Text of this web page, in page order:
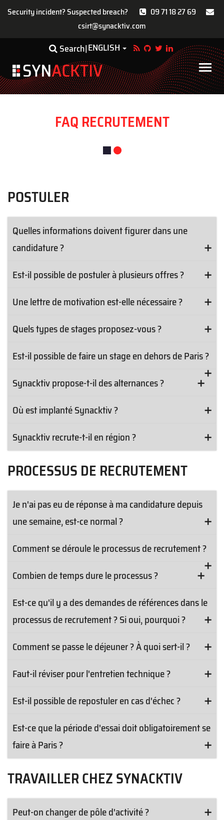
Security incident? Suspected breach?
09 71 18 27 69
csirt@synacktiv.com
main
content
Search ENGLISH Toggle Dropdown
Main
FAQ RECRUTEMENT
POSTULER
Quelles informations doivent figurer dans une
candidature ?
Est-il possible de postuler à plusieurs offres ?
Une lettre de motivation est-elle nécessaire ?
Quels types de stages proposez-vous ?
Est-il possible de faire un stage en dehors de Paris ?
Synacktiv propose-t-il des alternances ?
Où est implanté Synacktiv ?
Synacktiv recrute-t-il en région ?
PROCESSUS DE RECRUTEMENT
Je n'ai pas eu de réponse à ma candidature depuis
une semaine, est-ce normal ?
Comment se déroule le processus de recrutement ?
Combien de temps dure le processus ?
Est-ce qu'il y a des demandes de références dans le
processus de recrutement ? Si oui, pourquoi ?
Comment se passe le déjeuner ? À quoi sert-il ?
Faut-il réviser pour l'entretien technique ?
Est-il possible de repostuler en cas d'échec ?
Est-ce que la période d'essai doit obligatoirement se
faire à Paris ?
TRAVAILLER CHEZ SYNACKTIV
Peut-on changer de pôle d'activité ?